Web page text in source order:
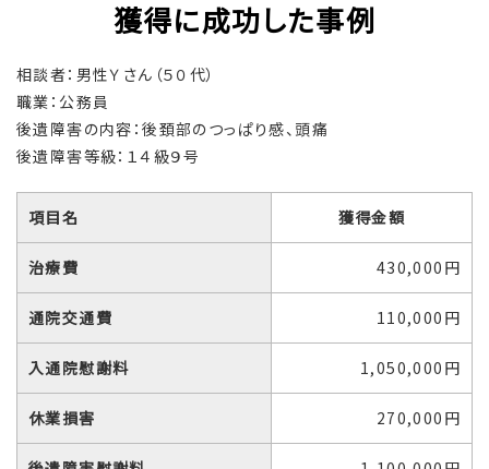
獲得に成功した事例
相談者：男性Ｙさん（５０代）
職業：公務員
後遺障害の内容：後頚部のつっぱり感、頭痛
後遺障害等級：１４級９号
項目名 獲得金額
治療費 430,000円
通院交通費 110,000円
入通院慰謝料 1,050,000円
休業損害 270,000円